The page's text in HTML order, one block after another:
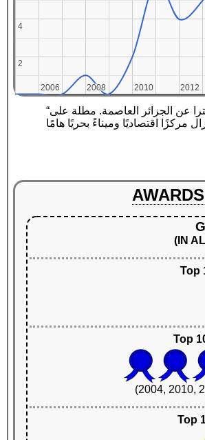
2006
2006 2008
2008 2010
2010 2012
2012
2
2
4
4
“وهران ؛ الملقبة بــالباهية هي ثاني أكبر مدن الجزائر بعد العاصمة وإحدى أهم مدن المغرب العربي، تقع في شمال غرب الجزائر على بعد 432 كيلومترا عن الجزائر العاصمة. مطلة على
AWARDS
(IN
Top
Top
(2004, 2010,
Top